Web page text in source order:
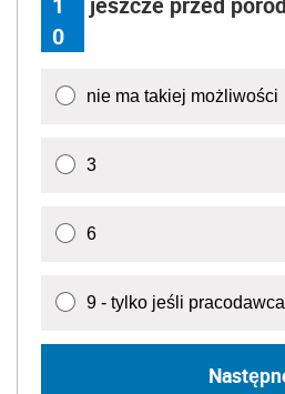
0
nie ma takiej możliwości
3
6
9 - tylko jeśli